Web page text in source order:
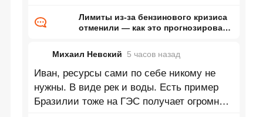
отчасти
Лимиты из-за бензинового кризиса
отменили — как это прогнозировал
Михаил Невский
5 часов назад
Иван, ресурсы сами по себе никому не
нужны. В виде рек и воды. Есть пример
Бразилии тоже на ГЭС получает огромную